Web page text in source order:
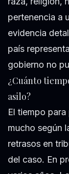
pertenencia a
evidencia
país
gobierno no
¿Cuánto
asilo?
El tiempo
mucho según
retrasos en
del caso. En